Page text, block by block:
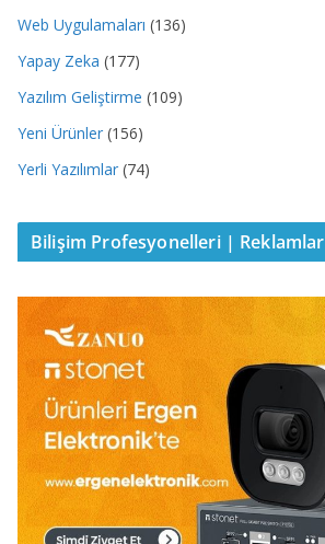
Web Uygulamaları (136)
Yapay Zeka (177)
Yazılım Geliştirme (109)
Yeni Ürünler (156)
Yerli Yazılımlar (74)
Bilişim Profesyonelleri | Reklamlar